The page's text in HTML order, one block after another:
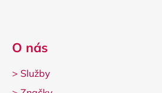
O nás
> Služby